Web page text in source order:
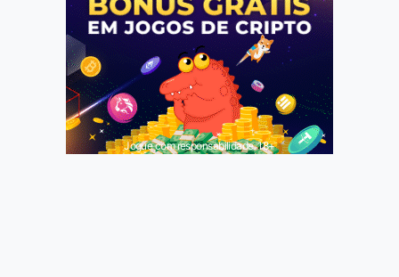
Jogue com responsabilidade. 18+